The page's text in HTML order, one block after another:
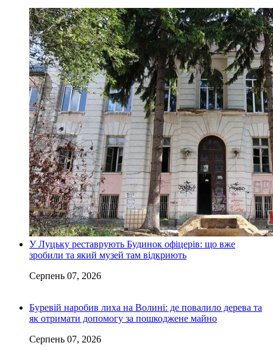
У Луцьку реставрують Будинок офіцерів: що вже
зробили та який музей там відкриють
Серпень 07, 2026
Буревій наробив лиха на Волині: де повалило дерева та
як отримати допомогу за пошкоджене майно
Серпень 07, 2026